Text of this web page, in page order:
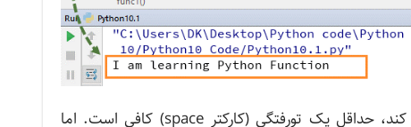
برای اینکه کد شما به درستی کار کند، حداقل یک تورفتگی (کارکتر space) کافی است. اما